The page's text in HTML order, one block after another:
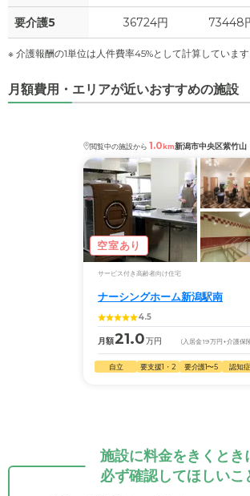
要介護5 36724円 73448
※ 介護報酬の1単位は人件費率45%として計算しています
月額費用・エリアが近いおすすめの施設
閲覧中の施設から 1.0km新潟市中央区紫竹山
空室あり
サービス付き高齢者向け住宅
ナーシングホーム新潟駅南
4.5
月額21.0万円 (入居金19万円 +介護保
自立 要支援1・2 要介護1〜5 認知
施設に料金をきくとき
必ず確認してほしいこ